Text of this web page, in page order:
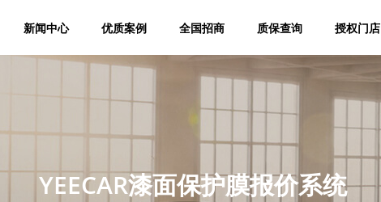
新闻中心 优质案例 全国招商 质保查询 授权门店
YEECAR漆面保护膜报价系统